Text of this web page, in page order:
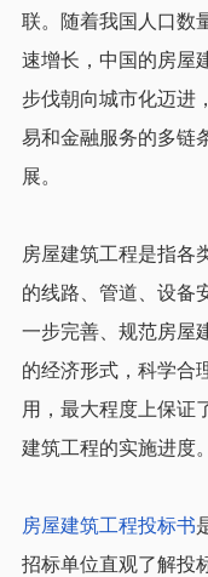
联。随着我国人口数
速增长，中国的房屋
步伐朝向城市化迈进
易和金融服务的多链
展。
房屋建筑工程是指各
的线路、管道、设备
一步完善、规范房屋
的经济形式，科学合
用，最大程度上保证
建筑工程的实施进度。
房屋建筑工程投标书
招标单位直观了解投